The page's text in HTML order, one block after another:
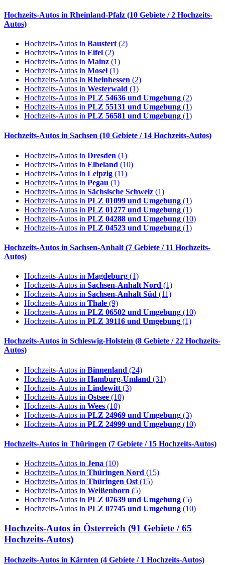
Hochzeits-Autos in Rheinland-Pfalz (10 Gebiete / 2 Hochzeits-
Autos)
Hochzeits-Autos in Baustert (2)
Hochzeits-Autos in Eifel (2)
Hochzeits-Autos in Mainz (1)
Hochzeits-Autos in Mosel (1)
Hochzeits-Autos in Rheinhessen (2)
Hochzeits-Autos in Westerwald (1)
Hochzeits-Autos in PLZ 54636 und Umgebung (2)
Hochzeits-Autos in PLZ 55131 und Umgebung (1)
Hochzeits-Autos in PLZ 56581 und Umgebung (1)
Hochzeits-Autos in Sachsen (10 Gebiete / 14 Hochzeits-Autos)
Hochzeits-Autos in Dresden (1)
Hochzeits-Autos in Elbeland (10)
Hochzeits-Autos in Leipzig (11)
Hochzeits-Autos in Pegau (1)
Hochzeits-Autos in Sächsische Schweiz (1)
Hochzeits-Autos in PLZ 01099 und Umgebung (1)
Hochzeits-Autos in PLZ 01277 und Umgebung (1)
Hochzeits-Autos in PLZ 04288 und Umgebung (10)
Hochzeits-Autos in PLZ 04523 und Umgebung (1)
Hochzeits-Autos in Sachsen-Anhalt (7 Gebiete / 11 Hochzeits-
Autos)
Hochzeits-Autos in Magdeburg (1)
Hochzeits-Autos in Sachsen-Anhalt Nord (1)
Hochzeits-Autos in Sachsen-Anhalt Süd (11)
Hochzeits-Autos in Thale (9)
Hochzeits-Autos in PLZ 06502 und Umgebung (10)
Hochzeits-Autos in PLZ 39116 und Umgebung (1)
Hochzeits-Autos in Schleswig-Holstein (8 Gebiete / 22 Hochzeits-
Autos)
Hochzeits-Autos in Binnenland (24)
Hochzeits-Autos in Hamburg-Umland (31)
Hochzeits-Autos in Lindewitt (3)
Hochzeits-Autos in Ostsee (10)
Hochzeits-Autos in Wees (10)
Hochzeits-Autos in PLZ 24969 und Umgebung (3)
Hochzeits-Autos in PLZ 24999 und Umgebung (10)
Hochzeits-Autos in Thüringen (7 Gebiete / 15 Hochzeits-Autos)
Hochzeits-Autos in Jena (10)
Hochzeits-Autos in Thüringen Nord (15)
Hochzeits-Autos in Thüringen Ost (15)
Hochzeits-Autos in Weißenborn (5)
Hochzeits-Autos in PLZ 07639 und Umgebung (5)
Hochzeits-Autos in PLZ 07745 und Umgebung (10)
Hochzeits-Autos in Österreich (91 Gebiete / 65
Hochzeits-Autos)
Hochzeits-Autos in Kärnten (4 Gebiete / 1 Hochzeits-Autos)